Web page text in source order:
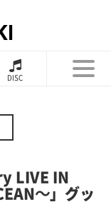
DISC
LIVE IN
～」グッ